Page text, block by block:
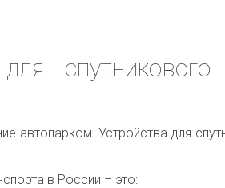
спутникового
автопарком. Устройства для
в России – это: